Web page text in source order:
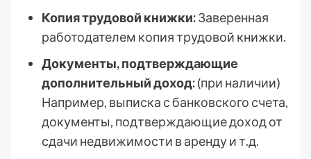
Копия трудовой книжки:Заверенная
работодателем копия трудовой книжки.
Документы, подтверждающие
дополнительный доход:(при наличии)
Например, выписка с банковского счета,
документы, подтверждающие доход от
сдачи недвижимости в аренду и т.д.